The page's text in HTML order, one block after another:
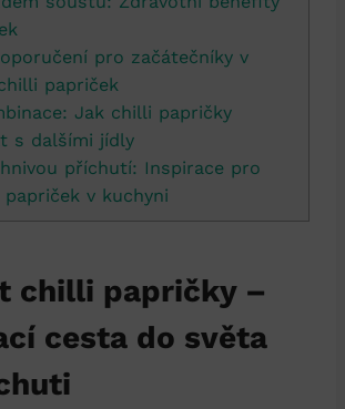
pro začátečníky v
papriček
Jak chilli papričky
s dalšími jídly
příchutí: Inspirace pro
v kuchyni
chilli papričky –
cesta do světa